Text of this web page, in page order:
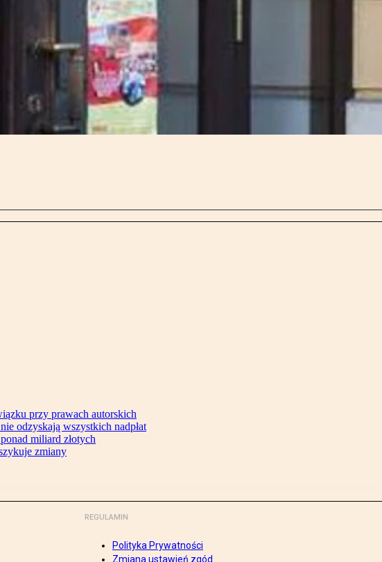
przy prawach autorskich
odzyskają wszystkich nadpłat
miliard złotych
zmiany
REGULAMIN
Polityka Prywatności
Zmiana ustawień zgód